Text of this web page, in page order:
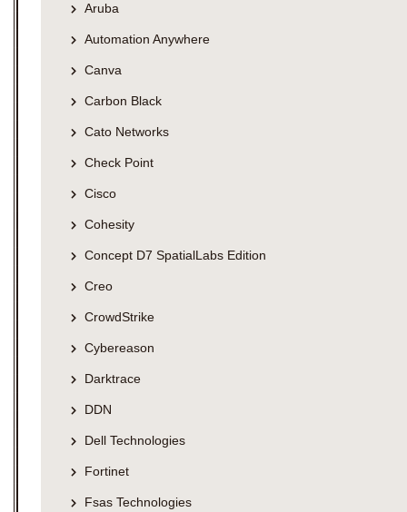
Aruba
Automation Anywhere
Canva
Carbon Black
Cato Networks
Check Point
Cisco
Cohesity
Concept D7 SpatialLabs Edition
Creo
CrowdStrike
Cybereason
Darktrace
DDN
Dell Technologies
Fortinet
Fsas Technologies